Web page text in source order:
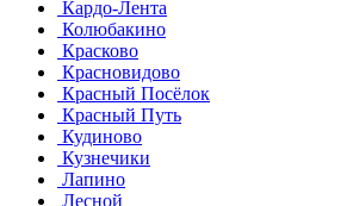
Кардо-Лента
Колюбакино
Красково
Красновидово
Красный Посёлок
Красный Путь
Кудиново
Кузнечики
Лапино
Лесной